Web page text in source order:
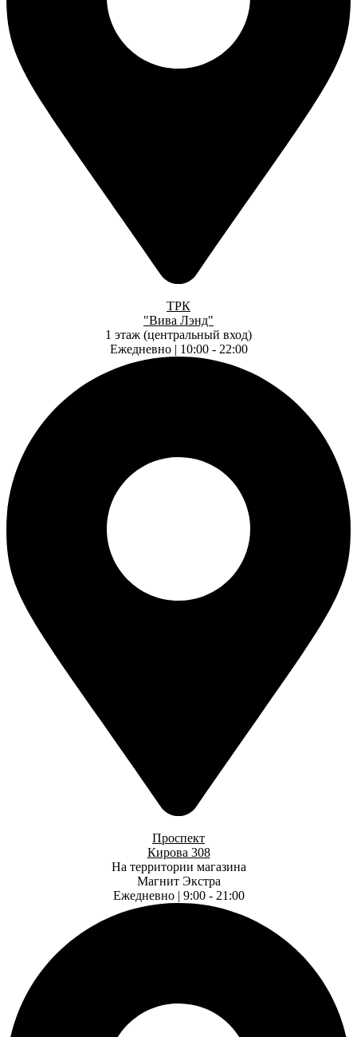
ТРК
"Вива Лэнд"
1 этаж (центральный вход)
Ежедневно | 10:00 - 22:00
Проспект
Кирова 308
На территории магазина
Магнит Экстра
Ежедневно | 9:00 - 21:00